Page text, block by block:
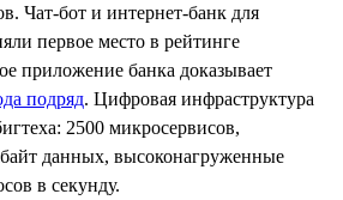
Чат-бот и интернет-банк для
первое место в рейтинге
приложение банка доказывает
подряд. Цифровая инфраструктура
2500 микросервисов,
данных, высоконагруженные
в секунду.